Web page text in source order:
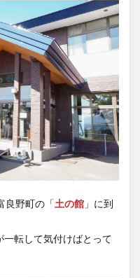
良野町の「土の館 」に到
転して気付けばとって